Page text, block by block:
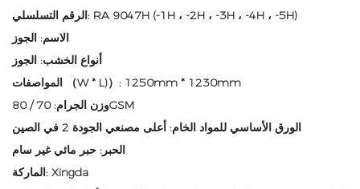
الرقم التسلسلي: RA 9047H (-1H ، -2H ، -3H ، -4H ، -5H)
الاسم: الجوز
أنواع الخشب: الجوز
المواصفات （W * L)）: 1250mm * 1230mm
وزن الجرام: 70 / 80GSM
الورق الأساسي للمواد الخام: أعلى مصنعي الجودة 2 في الصين
الحبر: حبر مائي غير سام
الماركة: Xingda